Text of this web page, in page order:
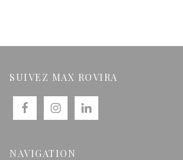
SUIVEZ MAX ROVIRA
NAVIGATION